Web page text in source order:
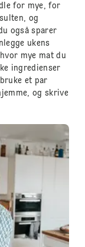
for mye, for
og
også sparer
ukens
mye mat du
ingredienser
et par
og skrive